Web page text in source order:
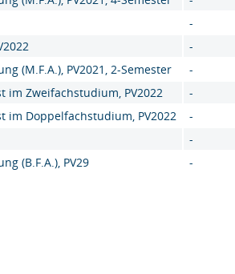
-
-
(M.F.A.), PV2021, 2-Semester -
im Zweifachstudium, PV2022 -
im Doppelfachstudium, PV2022 -
-
(B.F.A.), PV29 -